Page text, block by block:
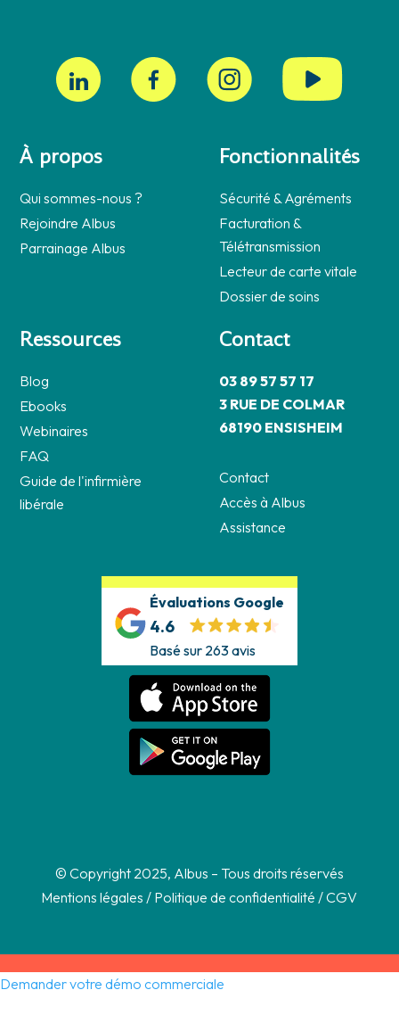
À propos
Qui sommes-nous ?
Rejoindre Albus
Parrainage Albus
Fonctionnalités
Sécurité & Agréments
Facturation &
Télétransmission
Lecteur de carte vitale
Dossier de soins
Ressources
Blog
Ebooks
Webinaires
FAQ
Guide de l'infirmière
libérale
Contact
03 89 57 57 17
3 RUE DE COLMAR
68190 ENSISHEIM
Contact
Accès à Albus
Assistance
Évaluations Google
4.6
Basé sur 263 avis
© Copyright 2025, Albus – Tous droits réservés
Mentions légales / Politique de confidentialité /CGV
Demander votre démo commerciale